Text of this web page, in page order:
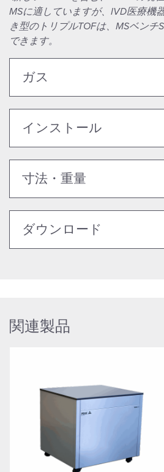
MSに適していますが、IVD医療機
き型のトリプルTOFは、MSベンチ
できます。
ガス
インストール
寸法・重量
ダウンロード
関連製品